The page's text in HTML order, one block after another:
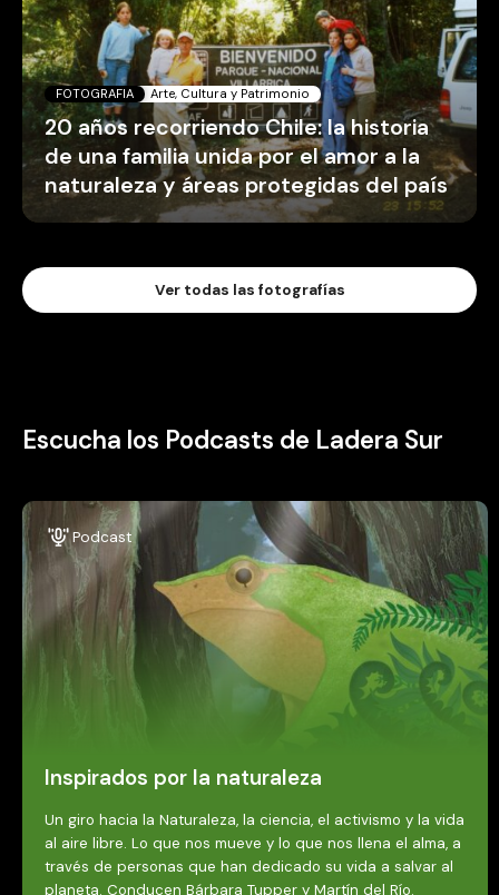
FOTOGRAFIA Arte, Cultura y Patrimonio
20 años recorriendo Chile: la historia
de una familia unida por el amor a la
naturaleza y áreas protegidas del país
Ver todas las fotografías
Escucha los Podcasts de Ladera Sur
Podcast
Inspirados por la naturaleza
Un giro hacia la Naturaleza, la ciencia, el activismo y la vida
al aire libre. Lo que nos mueve y lo que nos llena el alma, a
través de personas que han dedicado su vida a salvar al
planeta. Conducen Bárbara Tupper y Martín del Río.